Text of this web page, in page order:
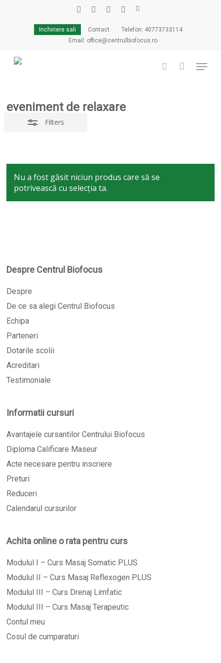
Inchiriere sali
Contact
Telefon: 40773733114
Email: office@centrulbiofocus.ro
search
Menu
Cart
eveniment de relaxare
Filters
Nu a fost găsit niciun produs care să se
potrivească cu selecția ta.
Despre Centrul Biofocus
Despre
De ce sa alegi Centrul Biofocus
Echipa
Parteneri
Dotarile scolii
Acreditari
Testimoniale
Informatii cursuri
Avantajele cursantilor Centrului Biofocus
Diploma Calificare Maseur
Acte necesare pentru inscriere
Preturi
Reduceri
Calendarul cursurilor
Achita online o rata pentru curs
Modulul I – Curs Masaj Somatic PLUS
Modulul II – Curs Masaj Reflexogen PLUS
Modulul III – Curs Drenaj Limfatic
Modulul III – Curs Masaj Terapeutic
Contul meu
Cosul de cumparaturi